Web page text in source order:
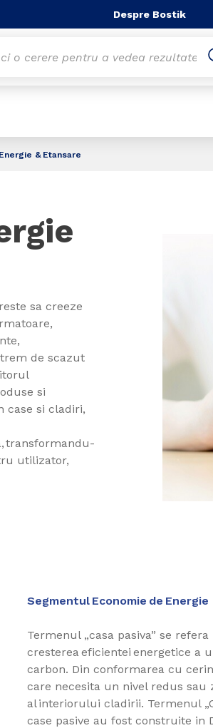
Despre Bostik
& Etansare
sa creeze
de scazut
si
case si cladiri,
transformandu-
utilizator,
Segmentul Economie de Energie
Termenul „casa pasiva” se
cresterea eficientei energetice a
carbon. Din conformarea cu
care necesita un nivel redus
al interiorului cladirii. Termenul
case pasive au fost construite in